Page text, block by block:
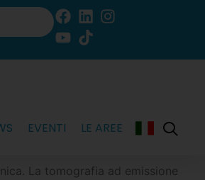
EVENTI LE AREE
La tomografia ad emissione